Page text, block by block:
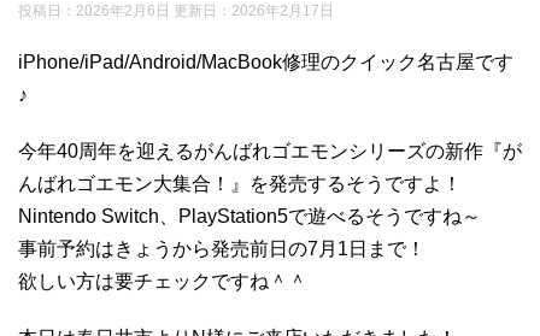
投稿日：2026年2月6日 更新日： 2026年2月17日
iPhone/iPad/Android/MacBook修理のクイック名古屋です
♪
今年40周年を迎えるがんばれゴエモンシリーズの新作『が
んばれゴエモン大集合！』を発売するそうですよ！
Nintendo Switch、PlayStation5で遊べるそうですね～
事前予約はきょうから発売前日の7月1日まで！
欲しい方は要チェックですね＾＾